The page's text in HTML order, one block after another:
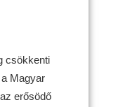
csökkenti
Magyar
erősödő